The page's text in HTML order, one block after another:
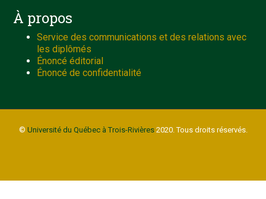
À propos
Service des communications et des relations avec
les diplômés
Énoncé éditorial
Énoncé de confidentialité
© Université du Québec à Trois-Rivières2020. Tous droits réservés.